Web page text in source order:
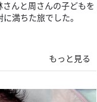
んと周さんの子どもを
満ちた旅でした。
もっと見る